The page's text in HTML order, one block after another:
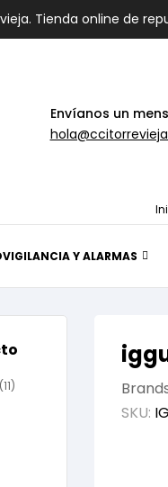
Tienda online de
Envíanos un
Y ALARMAS
SKU:
(11)